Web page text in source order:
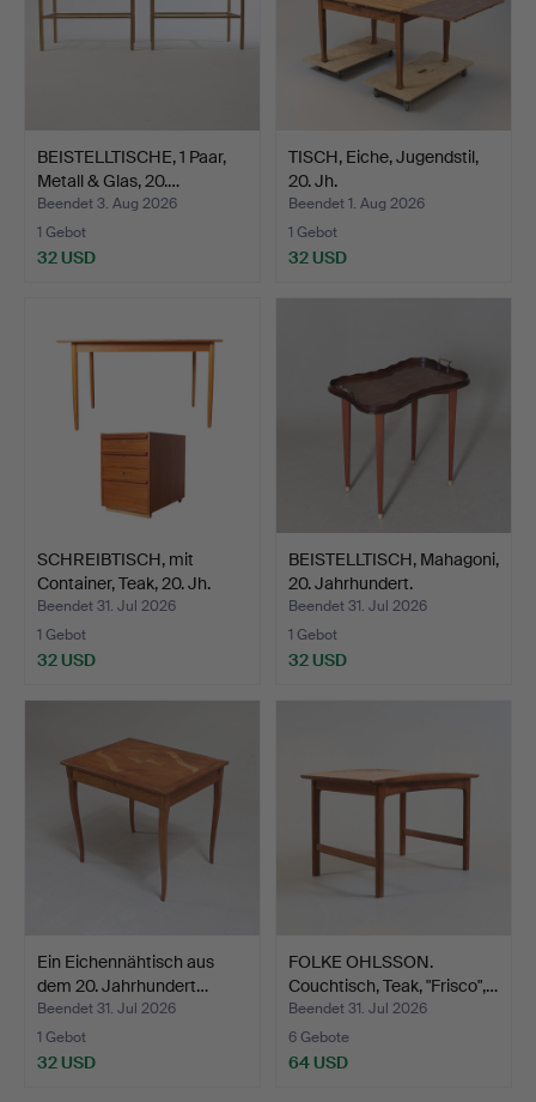
BEISTELLTISCHE, 1 Paar,
Metall & Glas, 20.…
Beendet 3. Aug 2026
1 Gebot
32 USD
TISCH, Eiche, Jugendstil,
20. Jh.
Beendet 1. Aug 2026
1 Gebot
32 USD
SCHREIBTISCH, mit
Container, Teak, 20. Jh.
Beendet 31. Jul 2026
1 Gebot
32 USD
BEISTELLTISCH, Mahagoni,
20. Jahrhundert.
Beendet 31. Jul 2026
1 Gebot
32 USD
Ein Eichennähtisch aus
dem 20. Jahrhundert…
Beendet 31. Jul 2026
1 Gebot
32 USD
FOLKE OHLSSON.
Couchtisch, Teak, "Frisco",…
Beendet 31. Jul 2026
6 Gebote
64 USD